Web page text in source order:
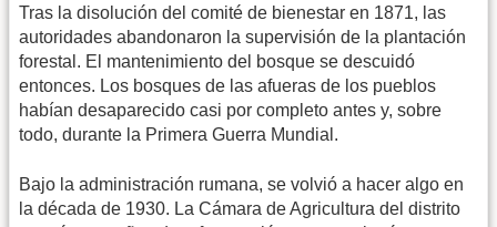
Tras la disolución del comité de bienestar en 1871, las
autoridades abandonaron la supervisión de la plantación
forestal. El mantenimiento del bosque se descuidó
entonces. Los bosques de las afueras de los pueblos
habían desaparecido casi por completo antes y, sobre
todo, durante la Primera Guerra Mundial.
Bajo la administración rumana, se volvió a hacer algo en
la década de 1930. La Cámara de Agricultura del distrito